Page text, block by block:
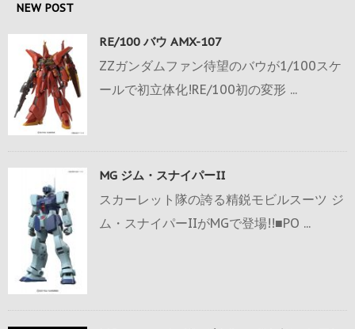
NEW POST
RE/100 バウ AMX-107
ZZガンダムファン待望のバウが1/100スケ
ールで初立体化!RE/100初の変形 ...
MG ジム・スナイパーII
スカーレット隊の誇る精鋭モビルスーツ ジ
ム・スナイパーIIがMGで登場!!■PO ...